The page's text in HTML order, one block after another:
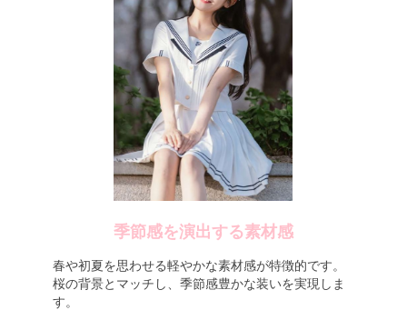
季節感を演出する素材感
春や初夏を思わせる軽やかな素材感が特徴的です。
桜の背景とマッチし、季節感豊かな装いを実現しま
す。